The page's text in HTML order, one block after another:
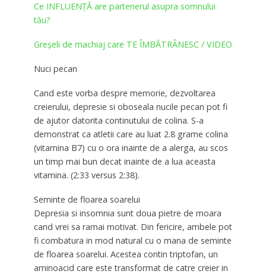
Ce INFLUENȚĂ are partenerul asupra somnului
tău?
Greșeli de machiaj care TE ÎMBĂTRÂNESC / VIDEO
Nuci pecan
Cand este vorba despre memorie, dezvoltarea
creierului, depresie si oboseala nucile pecan pot fi
de ajutor datorita continutului de colina. S-a
demonstrat ca atletii care au luat 2.8 grame colina
(vitamina B7) cu o ora inainte de a alerga, au scos
un timp mai bun decat inainte de a lua aceasta
vitamina. (2:33 versus 2:38).
Seminte de floarea soarelui
Depresia si insomnia sunt doua pietre de moara
cand vrei sa ramai motivat. Din fericire, ambele pot
fi combatura in mod natural cu o mana de seminte
de floarea soarelui. Acestea contin triptofan, un
aminoacid care este transformat de catre creier in